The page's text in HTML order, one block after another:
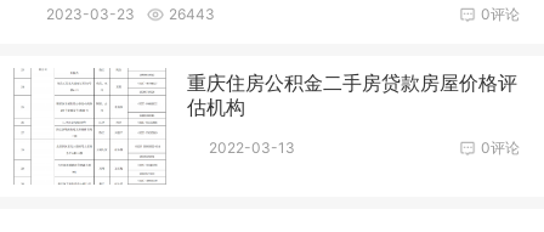
保监
0评论
2023-03-23 26443
重庆住房公积金二手房贷款房屋价格评
估机构
0评论
2022-03-13